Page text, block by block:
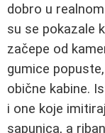
dobro u
su se pokazale
začepe od
gumice
obične kabine.
i one koje
sapunica, a